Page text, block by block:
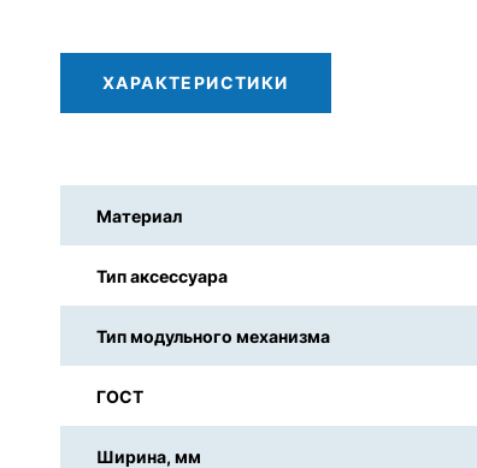
Заказные позиции
ХАРАКТЕРИСТИКИ
Материал
Тип аксессуара
Тип модульного механизма
ГОСТ
Ширина, мм